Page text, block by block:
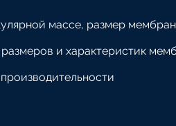
массе, размер
и характеристик